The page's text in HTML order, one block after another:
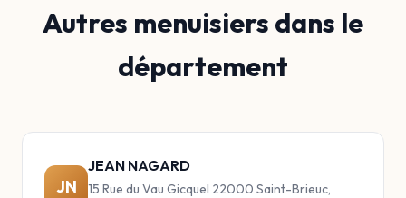
Autres menuisiers dans le
département
JN
JEAN NAGARD
15 Rue du Vau Gicquel 22000 Saint-Brieuc,